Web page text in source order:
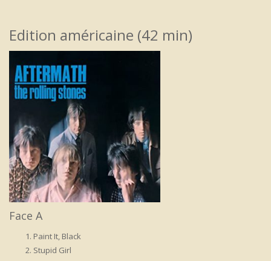
Edition américaine (42 min)
Face A
Paint It, Black
Stupid Girl